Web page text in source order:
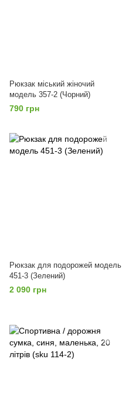
Рюкзак міський жіночий
модель 357-2 (Чорний)
790 грн
Рюкзак для подорожей модель
451-3 (Зелений)
2 090 грн